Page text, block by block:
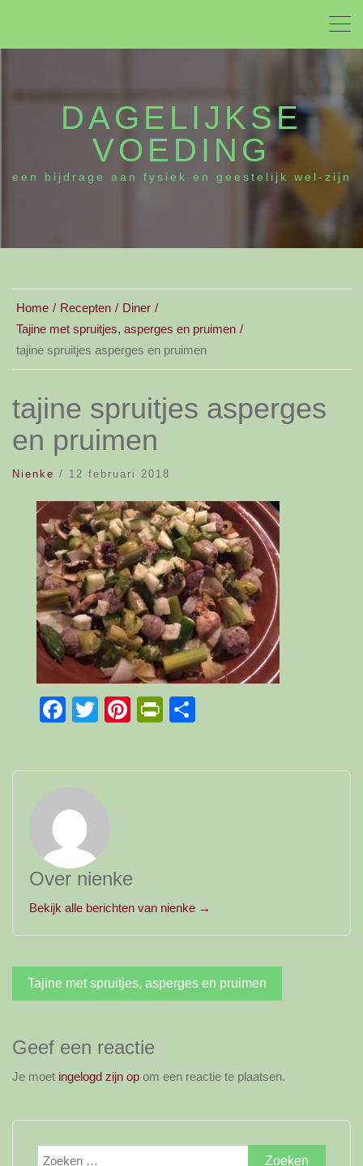
DAGELIJKSE
VOEDING
een bijdrage aan fysiek en geestelijk wel-zijn
Home Recepten
Diner
Tajine met spruitjes, asperges en pruimen
tajine spruitjes asperges en pruimen
tajine spruitjes asperges
en pruimen
Nienke / 12 februari 2018
Facebook
TwitterPinterest
PrintFriendly
Over nienke
Bekijk alle berichten van nienke →
Bericht
navigatie
Tajine met spruitjes, asperges en pruimen
Geef een reactie
Je moet ingelogd zijn op om een reactie te plaatsen.
Zoeken